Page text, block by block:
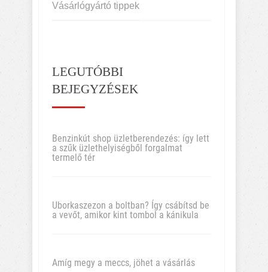
Vásárlógyártó tippek
LEGUTÓBBI
BEJEGYZÉSEK
Benzinkút shop üzletberendezés: így lett
a szűk üzlethelyiségből forgalmat
termelő tér
Uborkaszezon a boltban? Így csábítsd be
a vevőt, amikor kint tombol a kánikula
Amíg megy a meccs, jöhet a vásárlás